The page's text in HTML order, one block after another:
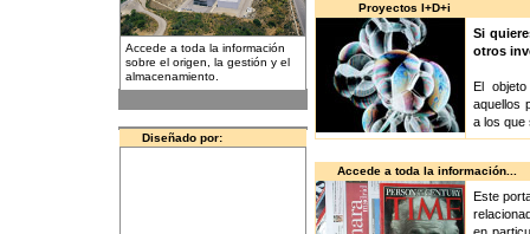
Accede a toda la información
sobre el origen, la gestión y el
almacenamiento.
Diseñado por:
Proyectos I+D+i
Si
otros
El
aquellos
a los que
Accede a toda la información...
Este